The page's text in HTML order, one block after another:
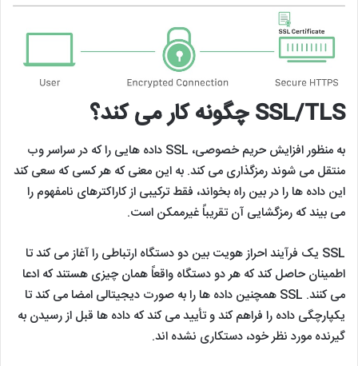
SSL/TLS چگونه کار می کند؟
به منظور افزایش حریم خصوصی، SSL داده هایی را که در سراسر وب
منتقل می شوند رمزگذاری می کند. به این معنی که هر کسی که سعی کند
این داده ها را در بین راه بخواند، فقط ترکیبی از کاراکترهای نامفهوم را
می بیند که رمزگشایی آن تقریباً غیرممکن است.
SSL یک فرآیند احراز هویت بین دو دستگاه ارتباطی را آغاز می کند تا
اطمینان حاصل کند که هر دو دستگاه واقعاً همان چیزی هستند که ادعا
می کنند. SSL همچنین داده ها را به صورت دیجیتالی امضا می کند تا
یکپارچگی داده را فراهم کند و تأیید می کند که داده ها قبل از رسیدن به
گیرنده مورد نظر خود، دستکاری نشده اند.